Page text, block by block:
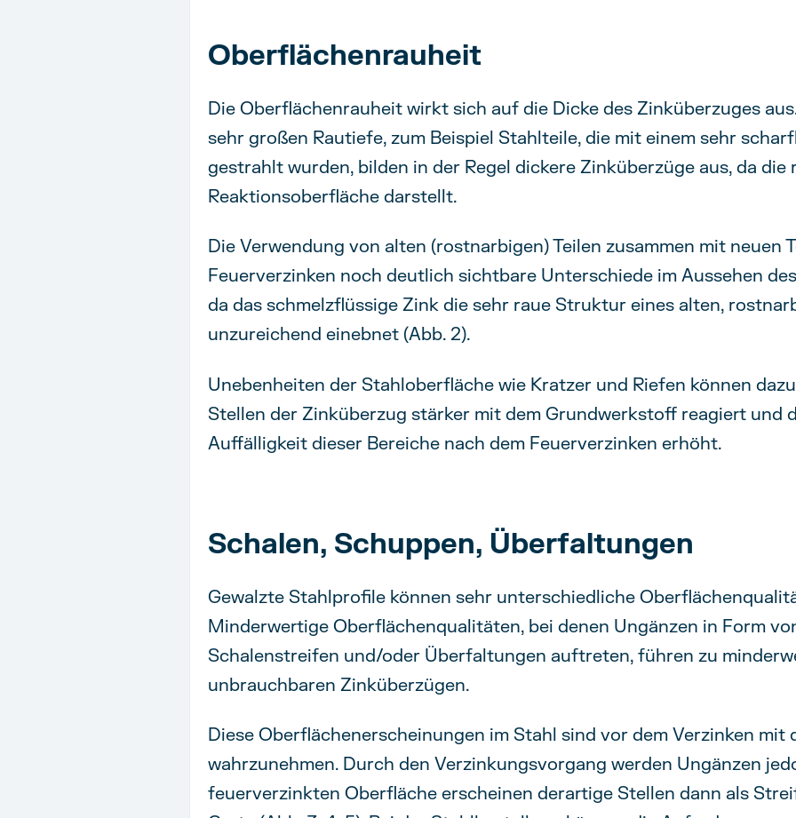
Oberflächenrauheit
Die Oberflächenrauheit wirkt sich auf die Dicke des Zinküberzuges
sehr großen Rautiefe, zum Beispiel Stahlteile, die mit einem sehr
gestrahlt wurden, bilden in der Regel dickere Zinküberzüge aus, da
Reaktionsoberfläche darstellt.
Die Verwendung von alten (rostnarbigen) Teilen zusammen mit neuen
Feuerverzinken noch deutlich sichtbare Unterschiede im Aussehen
da das schmelzflüssige Zink die sehr raue Struktur eines alten,
unzureichend einebnet (Abb. 2).
Unebenheiten der Stahloberfläche wie Kratzer und Riefen können
Stellen der Zinküberzug stärker mit dem Grundwerkstoff reagiert und
Auffälligkeit dieser Bereiche nach dem Feuerverzinken erhöht.
Schalen, Schuppen, Überfaltungen
Gewalzte Stahlprofile können sehr unterschiedliche
Minderwertige Oberflächenqualitäten, bei denen Ungänzen in Form
Schalenstreifen und/oder Überfaltungen auftreten, führen zu
unbrauchbaren Zinküberzügen.
Diese Oberflächenerscheinungen im Stahl sind vor dem Verzinken mit
wahrzunehmen. Durch den Verzinkungsvorgang werden Ungänzen
feuerverzinkten Oberfläche erscheinen derartige Stellen dann als